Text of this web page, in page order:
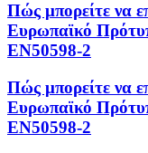
Πώς μπορείτε να
Ευρωπαϊκό
EN50598-2
Πώς μπορείτε να
Ευρωπαϊκό
EN50598-2